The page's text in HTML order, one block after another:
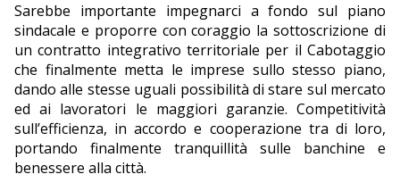
Sarebbe importante impegnarci a fondo sul piano
sindacale e proporre con coraggio la sottoscrizione di
un contratto integrativo territoriale per il Cabotaggio
che finalmente metta le imprese sullo stesso piano,
dando alle stesse uguali possibilità di stare sul mercato
ed ai lavoratori le maggiori garanzie. Competitività
sull’efficienza, in accordo e cooperazione tra di loro,
portando finalmente tranquillità sulle banchine e
benessere alla città.